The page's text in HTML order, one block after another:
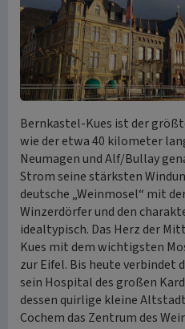
Bernkastel-Kues ist der
wie der etwa 40 kilometer
Neumagen und Alf/Bullay
Strom seine stärksten
deutsche „Weinmosel“ mit
Winzerdörfer und den
idealtypisch. Das Herz der
Kues mit dem wichtigsten
zur Eifel. Bis heute verbindet
sein Hospital des großen
dessen quirlige kleine
Cochem das Zentrum des